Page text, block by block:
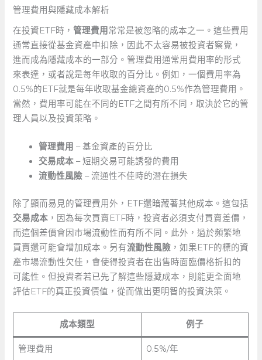
管理費用與隱藏成本解析
在投資ETF時，管理費用 常常是被忽略的成本之一。這些費用
通常直接從基金資產中扣除，因此不太容易被投資者察覺，
進而成為隱藏成本的一部分。管理費用通常用費用率的形式
來表達，或者說是每年收取的百分比。例如，一個費用率為
0.5%的ETF就是每年收取基金總資產的0.5%作為管理費用。
當然，費用率可能在不同的ETF之間有所不同，取決於它的管
理人員以及投資策略。
管理費用 – 基金資產的百分比
交易成本 – 短期交易可能誘發的費用
流動性風險 – 流通性不佳時的潛在損失
除了顯而易見的管理費用外，ETF還暗藏著其他成本。這包括
交易成本 ，因為每次買賣ETF時，投資者必須支付買賣差價，
而這個差價會因市場流動性而有所不同。此外，過於頻繁地
買賣還可能會增加成本。另有流動性風險 ，如果ETF的標的資
產市場流動性欠佳，會使得投資者在出售時面臨價格折扣的
可能性。但投資者若已先了解這些隱藏成本，則能更全面地
評估ETF的真正投資價值，從而做出更明智的投資決策。
成本類型 例子
管理費用 0.5%/年